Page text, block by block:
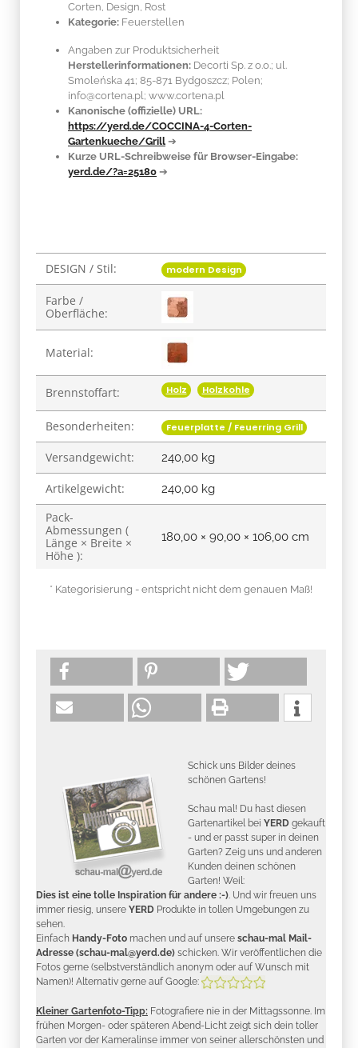
Corten, Design, Rost
Kategorie: Feuerstellen
Angaben zur Produktsicherheit
Herstellerinformationen: Decorti Sp. z o.o.; ul.
Smoleńska 41; 85-871 Bydgoszcz; Polen;
info@cortena.pl; www.cortena.pl
Kanonische (offizielle) URL:
https://yerd.de/COCCINA-4-Corten-
Gartenkueche/Grill ➔
Kurze URL-Schreibweise für Browser-Eingabe:
yerd.de/?a=25180 ➔
Produkteigenschaft
Wert
DESIGN / Stil: modern Design
Farbe /
Oberfläche:
Material:
Brennstoffart: Holz Holzkohle
Besonderheiten: Feuerplatte / Feuerring Grill
Versandgewicht: 240,00 kg
Artikelgewicht: 240,00 kg
Pack-
Abmessungen (
Länge × Breite ×
Höhe ):
180,00 × 90,00 × 106,00 cm
* Kategorisierung - entspricht nicht dem genauen Maß!
Schick uns Bilder deines
schönen Gartens!
Schau mal! Du hast diesen
Gartenartikel bei YERD gekauft
- und er passt super in deinen
Garten? Zeig uns und anderen
Kunden deinen schönen
Garten! Weil:
Dies ist eine tolle Inspiration für andere :-). Und wir freuen uns
immer riesig, unsere YERD Produkte in tollen Umgebungen zu
sehen.
Einfach Handy-Foto machen und auf unsere schau-mal Mail-
Adresse (schau-mal@yerd.de) schicken. Wir veröffentlichen die
Fotos gerne (selbstverständlich anonym oder auf Wunsch mit
Namen)! Alternativ gerne auf Google:
Kleiner Gartenfoto-Tipp: Fotografiere nie in der Mittagssonne. Im
frühen Morgen- oder späteren Abend-Licht zeigt sich dein toller
Garten vor der Kameralinse immer von seiner allerschönsten und